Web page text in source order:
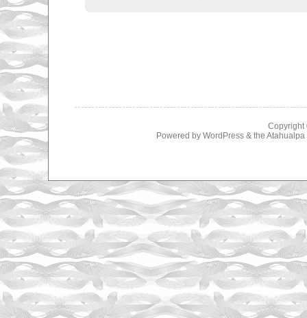
Copyright
Powered by WordPress& the Atahualpa